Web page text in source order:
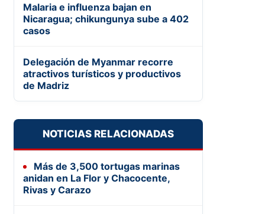
Malaria e influenza bajan en
Nicaragua; chikungunya sube a 402
casos
Delegación de Myanmar recorre
atractivos turísticos y productivos
de Madriz
NOTICIAS RELACIONADAS
Más de 3,500 tortugas marinas
anidan en La Flor y Chacocente,
Rivas y Carazo